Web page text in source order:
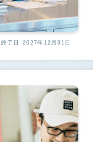
終了日：2027年12月31日